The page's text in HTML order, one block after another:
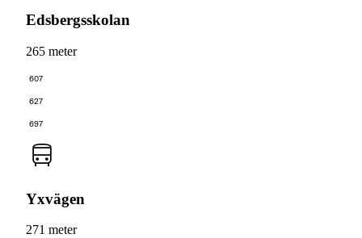
Edsbergsskolan
265 meter
607
627
697
Yxvägen
271 meter